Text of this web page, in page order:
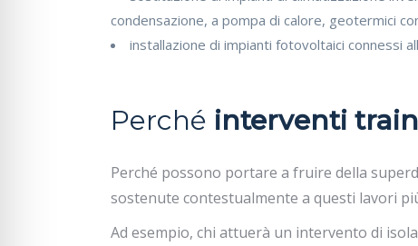
condensazione, a pompa di calore, geotermici
installazione di impianti fotovoltaici connessi
Perché interventi
Perché possono portare a fruire della
sostenute contestualmente a questi lavori
Ad esempio, chi attuerà un intervento di